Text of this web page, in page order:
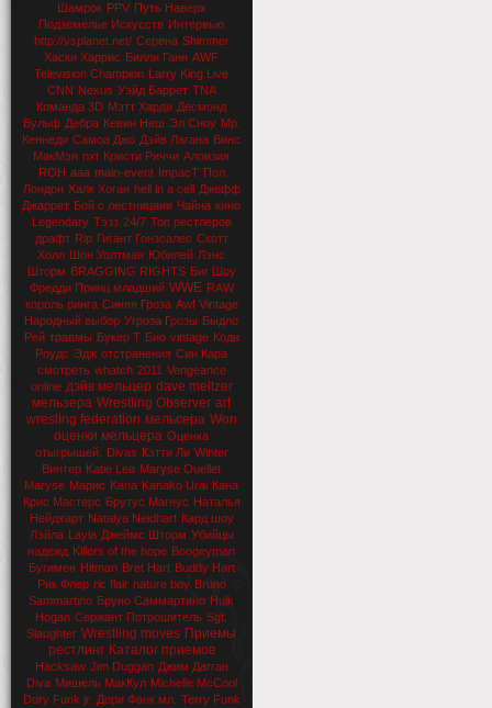
Шамрок PPV Путь Наверх
Подземелье Искусств Интервью
http://vsplanet.net/ Серена Shimmer
Хаски Харрис Билли Ганн AWF
Television Champion Larry King Live
CNN Nexus Уэйд Баррет TNA
Команда 3D Мэтт Харди Десмонд
Вульф Дебра Кевин Неш Эл Сноу Мр.
Кеннеди Самоа Джо Дэйв Лагана Винс
МакМэн nxt Кристи Риччи Алоизия
ROH aaa main-event ImpacT Пол
Лондон Халк Хоган hell in a cell Джефф
Джаррет Бой с лестницаии Чайна кино
Legendary Тэзз 24/7 Топ рестлеров
драфт Rip Гигант Гонзсалес Скотт
Холл Шон Уолтман Юбилей Лэнс
Шторм BRAGGING RIGHTS Биг Шоу
Фредди Принц младший WWE RAW
король ринга Синяя Гроза Awf Vintage
Народный выбор Угроза Грозы Быдло
Рей травмы Букер Т Био vintage Коди
Роудс Эдж отстранения Син Кара
смотреть whatch 2011 Vengeance
online дэйв мельцер dave meltzer
мельзера Wrestling Observer art
wresling federation мельсера Won
оценки мельцера Оценка
отыгрышей.
Divas Кэтти Ли Winter
Винтер Katie Lea Maryse Ouellet
Maryse Марис Kana Kanako Urai Кана
Крис Мастерс Брутус Магнус Наталья
Нейдхарт Natalya Neidhart Кард шоу
Лэйла Layla Джеймс Шторм Убийцы
надежд Killers of the hope Boogeyman
Бугимен Hitman Bret Hart Buddy Hart
Рик Флер ric flair nature boy Bruno
Sammartino Бруно Саммартино Hulk
Hogan Сержант Потрошитель Sgt.
Slaughter Wrestling moves Приемы
рестлинг Каталог приемов
Hacksaw Jim Duggan Джим Дагган
Diva Мишель МакКул Michelle McCool
Dory Funk jr. Дори Фанк мл. Terry Funk